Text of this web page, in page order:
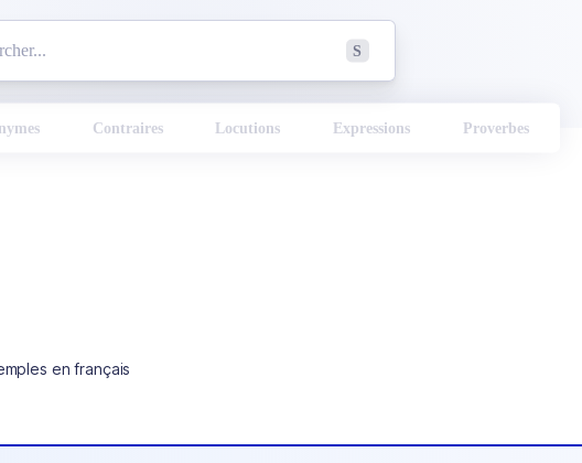
S
Contraires Locutions Expressions Proverbes
en français